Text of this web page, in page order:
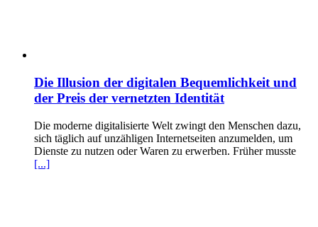
Die Illusion der digitalen Bequemlichkeit und
der Preis der vernetzten Identität
Die moderne digitalisierte Welt zwingt den Menschen dazu,
sich täglich auf unzähligen Internetseiten anzumelden, um
Dienste zu nutzen oder Waren zu erwerben. Früher musste
[...]